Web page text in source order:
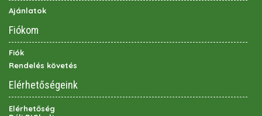
Ajánlatok
Fiókom
Fiók
Rendelés követés
Elérhetőségeink
Elérhetőség